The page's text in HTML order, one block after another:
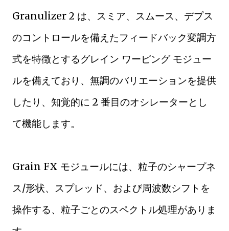
Granulizer 2 は、スミア、スムース、デプス
のコントロールを備えたフィードバック変調方
式を特徴とするグレイン ワーピング モジュー
ルを備えており、無調のバリエーションを提供
したり、知覚的に 2 番目のオシレーターとし
て機能します。
Grain FX モジュールには、粒子のシャープネ
ス/形状、スプレッド、および周波数シフトを
操作する、粒子ごとのスペクトル処理がありま